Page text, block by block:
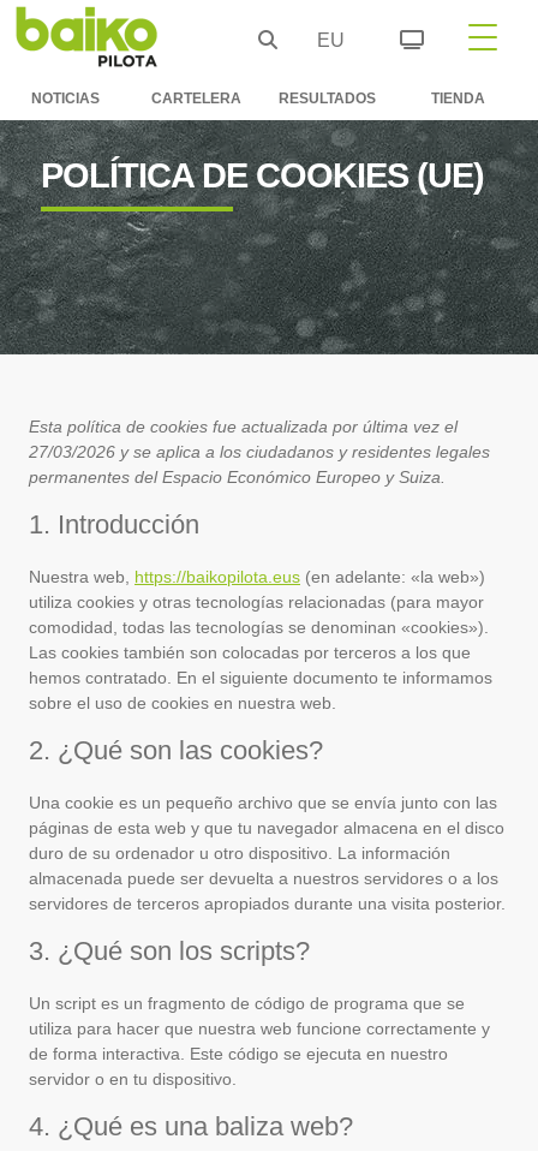
EU
NOTICIAS CARTELERA RESULTADOS TIENDA
POLÍTICA DE COOKIES (UE)
Esta política de cookies fue actualizada por última vez el
27/03/2026 y se aplica a los ciudadanos y residentes legales
permanentes del Espacio Económico Europeo y Suiza.
1. Introducción
Nuestra web, https://baikopilota.eus (en adelante: «la web»)
utiliza cookies y otras tecnologías relacionadas (para mayor
comodidad, todas las tecnologías se denominan «cookies»).
Las cookies también son colocadas por terceros a los que
hemos contratado. En el siguiente documento te informamos
sobre el uso de cookies en nuestra web.
2. ¿Qué son las cookies?
Una cookie es un pequeño archivo que se envía junto con las
páginas de esta web y que tu navegador almacena en el disco
duro de su ordenador u otro dispositivo. La información
almacenada puede ser devuelta a nuestros servidores o a los
servidores de terceros apropiados durante una visita posterior.
3. ¿Qué son los scripts?
Un script es un fragmento de código de programa que se
utiliza para hacer que nuestra web funcione correctamente y
de forma interactiva. Este código se ejecuta en nuestro
servidor o en tu dispositivo.
4. ¿Qué es una baliza web?